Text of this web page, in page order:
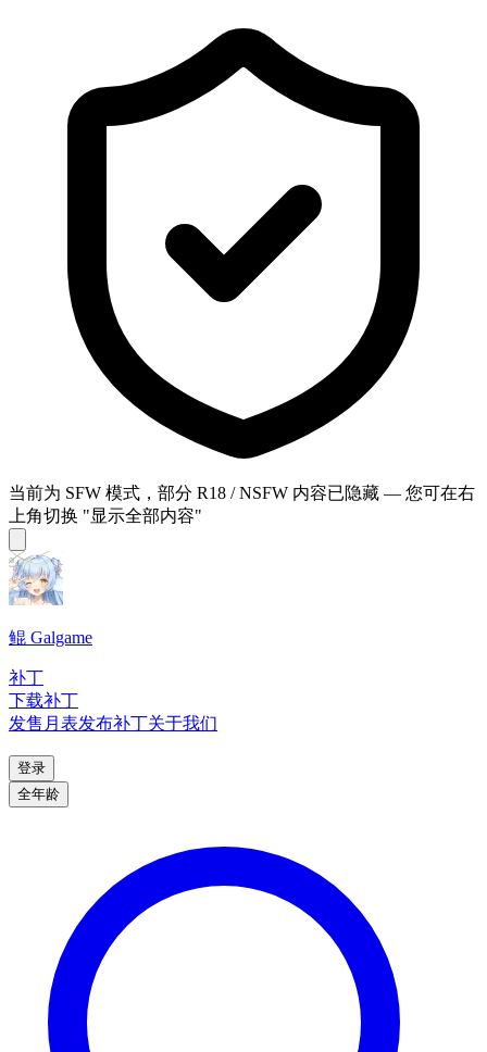
当前为 SFW 模式，部分 R18 / NSFW 内容已隐藏 — 您可在右
上角切换 "显示全部内容"
鲲 Galgame
补丁
下载补丁
发售月表发布补丁关于我们
登录
全年龄